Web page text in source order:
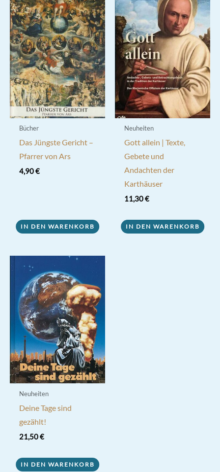
Bücher
Das Jüngste Gericht –
Pfarrer von Ars
4,90€
IN DEN WARENKORB
Neuheiten
Gott allein | Texte,
Gebete und
Andachten der
Karthäuser
11,30€
IN DEN WARENKORB
Neuheiten
Deine Tage sind
gezählt!
21,50€
IN DEN WARENKORB